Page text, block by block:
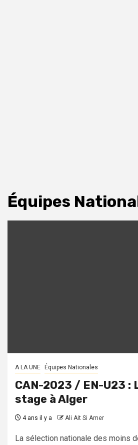
Équipes
A LA UNE Équipes Nationales
CAN-2023 / EN-U23 :
stage à Alger
4 ans il y a Ali Ait Si Amer
La sélection nationale des moins